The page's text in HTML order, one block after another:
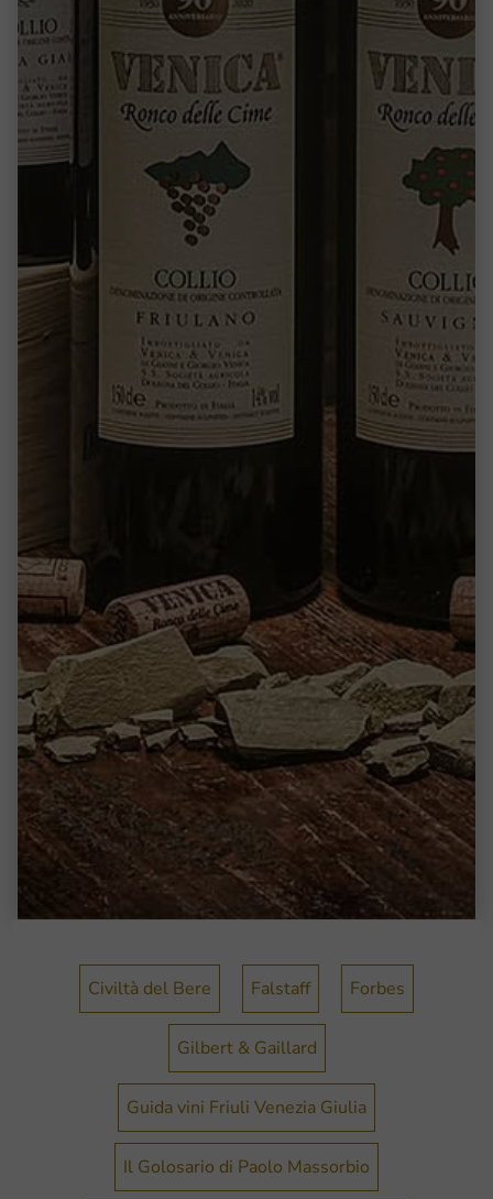
Civiltà del Bere Falstaff Forbes
Gilbert & Gaillard
Guida vini Friuli Venezia Giulia
Il Golosario di Paolo Massorbio